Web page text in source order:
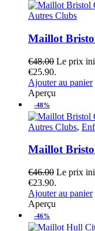
Autres Clubs
Maillot
€48.00 Le prix
€25.90.
Ajouter au panier
Aperçu
-48%
Autres Clubs,
Maillot
€46.00 Le prix
€23.90.
Ajouter au panier
Aperçu
-46%